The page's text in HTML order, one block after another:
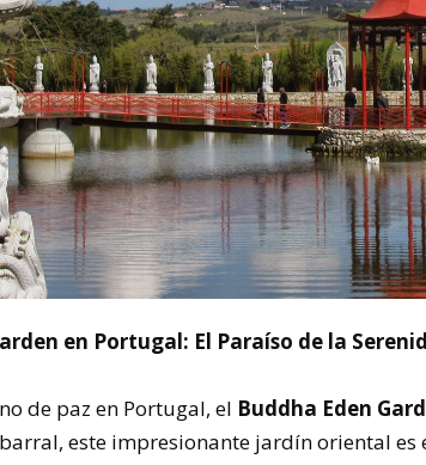
en Portugal: El Paraíso de la
de paz en Portugal, el Buddha Eden
este impresionante jardín oriental es